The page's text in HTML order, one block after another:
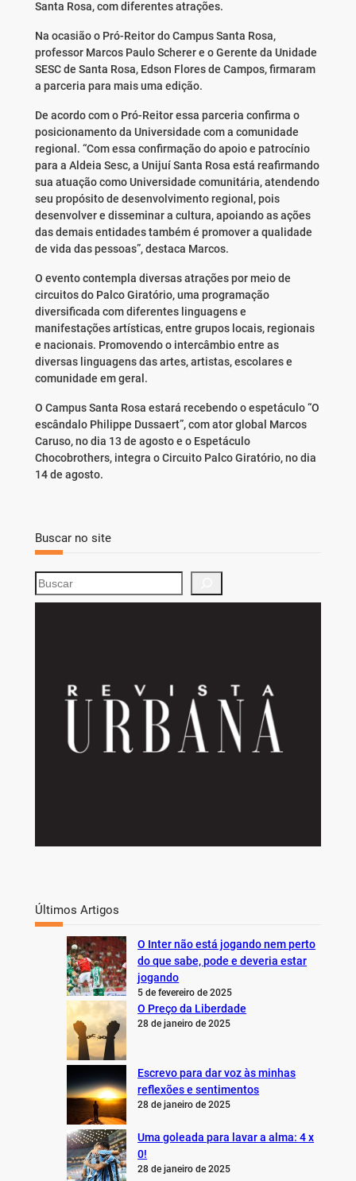
Santa Rosa, com diferentes atrações.
Na ocasião o Pró-Reitor do Campus Santa Rosa,
professor Marcos Paulo Scherer e o Gerente da Unidade
SESC de Santa Rosa, Edson Flores de Campos, firmaram
a parceria para mais uma edição.
De acordo com o Pró-Reitor essa parceria confirma o
posicionamento da Universidade com a comunidade
regional. “Com essa confirmação do apoio e patrocínio
para a Aldeia Sesc, a Unijuí Santa Rosa está reafirmando
sua atuação como Universidade comunitária, atendendo
seu propósito de desenvolvimento regional, pois
desenvolver e disseminar a cultura, apoiando as ações
das demais entidades também é promover a qualidade
de vida das pessoas”, destaca Marcos.
O evento contempla diversas atrações por meio de
circuitos do Palco Giratório, uma programação
diversificada com diferentes linguagens e
manifestações artísticas, entre grupos locais, regionais
e nacionais. Promovendo o intercâmbio entre as
diversas linguagens das artes, artistas, escolares e
comunidade em geral.
O Campus Santa Rosa estará recebendo o espetáculo “O
escândalo Philippe Dussaert”, com ator global Marcos
Caruso, no dia 13 de agosto e o Espetáculo
Chocobrothers, integra o Circuito Palco Giratório, no dia
14 de agosto.
Buscar no site
S
e
Últimos Artigos
O Inter não está jogando nem perto
do que sabe, pode e deveria estar
jogando
5 de fevereiro de 2025
O Preço da Liberdade
28 de janeiro de 2025
Escrevo para dar voz às minhas
reflexões e sentimentos
28 de janeiro de 2025
Uma goleada para lavar a alma: 4 x
0!
28 de janeiro de 2025